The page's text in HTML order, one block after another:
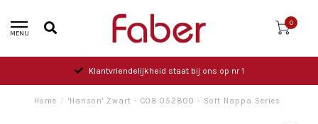
MENU
0
Klantvriendelijkheid staat bij ons op nr 1
Home / 'Hanson' Zwart - C08.052800 - Soft Nappa Series